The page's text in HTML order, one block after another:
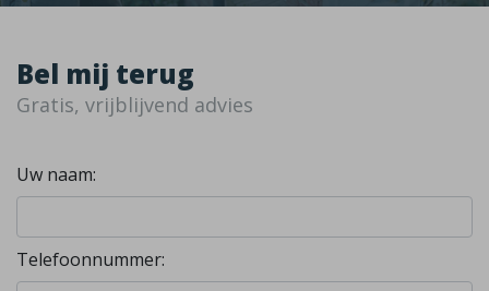
Bel mij terug
Gratis, vrijblijvend advies
Uw naam:
Telefoonnummer: